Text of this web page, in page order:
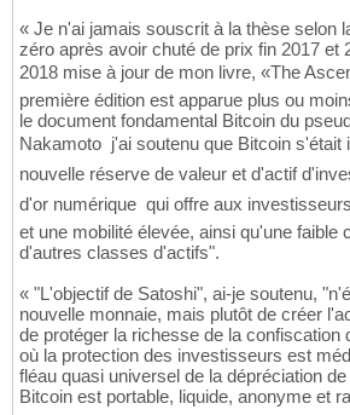
« Je n'ai jamais souscrit à la thèse selon
zéro après avoir chuté de prix fin 2017 et
2018 mise à jour de mon livre, «The
première édition est apparue plus ou
le document fondamental Bitcoin du
Nakamoto  j'ai soutenu que Bitcoin
nouvelle réserve de valeur et d'actif
d'or numérique  qui offre aux
et une mobilité élevée, ainsi qu'une faible
d'autres classes d'actifs".
« "L'objectif de Satoshi", ai-je soutenu,
nouvelle monnaie, mais plutôt de créer
de protéger la richesse de la confiscation
où la protection des investisseurs est
fléau quasi universel de la dépréciation
Bitcoin est portable, liquide, anonyme et